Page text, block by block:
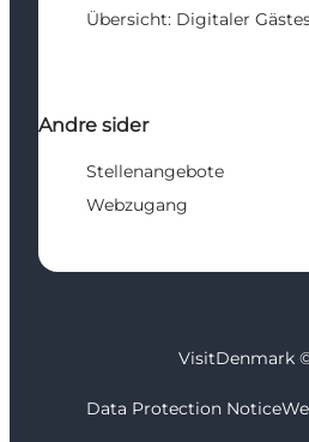
Übersicht: Digitaler
Andre sider
Stellenangebote
Webzugang
VisitDenmark
Data Protection Notice